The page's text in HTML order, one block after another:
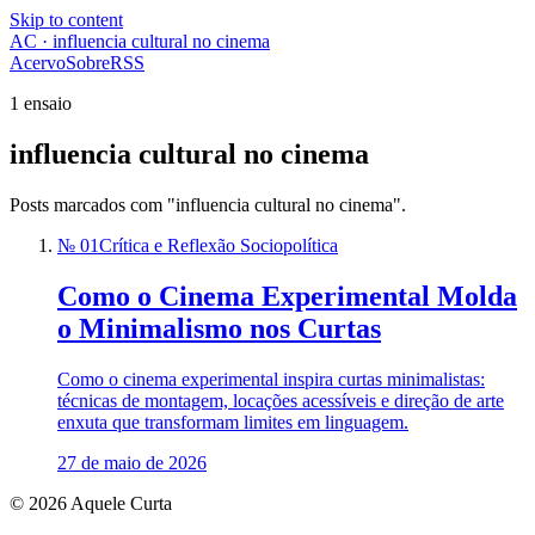
Skip to content
AC · influencia cultural no cinema
AcervoSobreRSS
1 ensaio
influencia cultural no cinema
Posts marcados com "influencia cultural no cinema".
№ 01Crítica e Reflexão Sociopolítica
Como o Cinema Experimental Molda
o Minimalismo nos Curtas
Como o cinema experimental inspira curtas minimalistas:
técnicas de montagem, locações acessíveis e direção de arte
enxuta que transformam limites em linguagem.
27 de maio de 2026
© 2026 Aquele Curta